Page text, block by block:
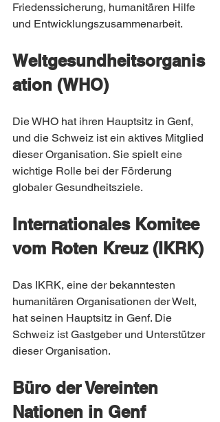
Friedenssicherung, humanitären Hilfe
und Entwicklungszusammenarbeit.
Weltgesundheitsorganis
ation (WHO)
Die WHO hat ihren Hauptsitz in Genf,
und die Schweiz ist ein aktives Mitglied
dieser Organisation. Sie spielt eine
wichtige Rolle bei der Förderung
globaler Gesundheitsziele.
Internationales Komitee
vom Roten Kreuz (IKRK)
Das IKRK, eine der bekanntesten
humanitären Organisationen der Welt,
hat seinen Hauptsitz in Genf. Die
Schweiz ist Gastgeber und Unterstützer
dieser Organisation.
Büro der Vereinten
Nationen in Genf